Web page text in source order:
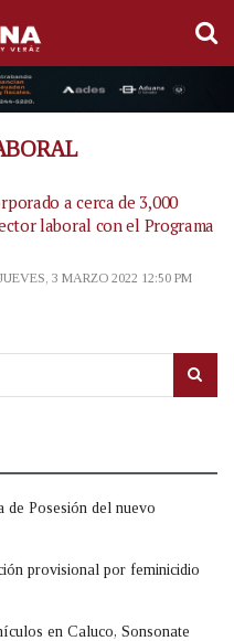
a cerca de 3,000
laboral con el Programa
3 MARZO 2022 12:50 PM
de Posesión del nuevo
provisional por feminicidio
en Caluco, Sonsonate